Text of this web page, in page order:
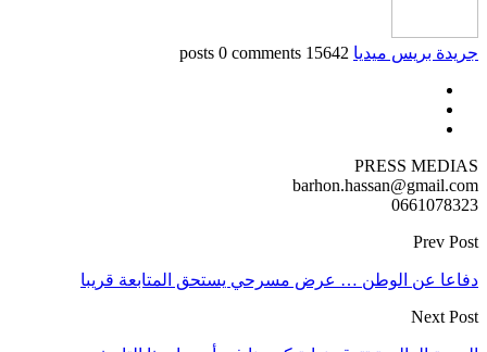
جريدة بريس ميديا 15642 posts
0 comments
PRESS MEDIAS
barhon.hassan@gmail.com
0661078323
Prev Post
دفاعا عن الوطن … عرض مسرحي يستحق المتابعة قريبا
Next Post